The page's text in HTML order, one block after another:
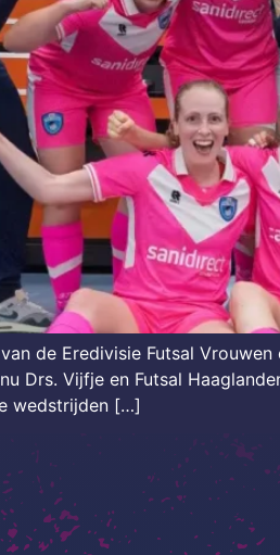
de Eredivisie Futsal
Drs. Vijfje en Futsal
wedstrijden […]